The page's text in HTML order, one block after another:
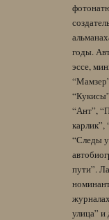
годы.
эссе,
“Ант”,
“Следы
пути”.
улица” и